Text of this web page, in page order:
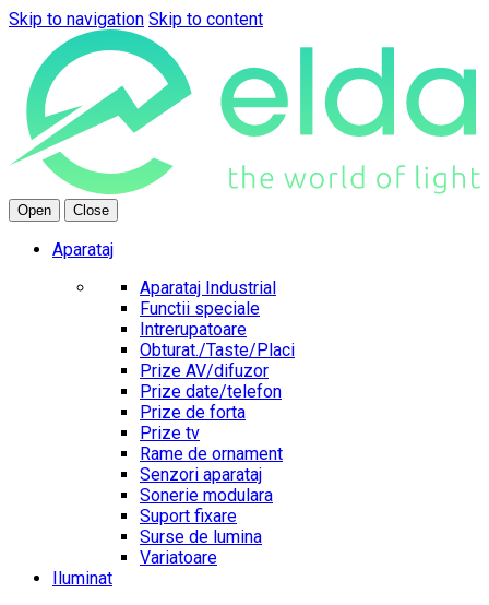
Skip to navigation Skip to content
Open Close
Aparataj
Aparataj Industrial
Functii speciale
Intrerupatoare
Obturat./Taste/Placi
Prize AV/difuzor
Prize date/telefon
Prize de forta
Prize tv
Rame de ornament
Senzori aparataj
Sonerie modulara
Suport fixare
Surse de lumina
Variatoare
Iluminat